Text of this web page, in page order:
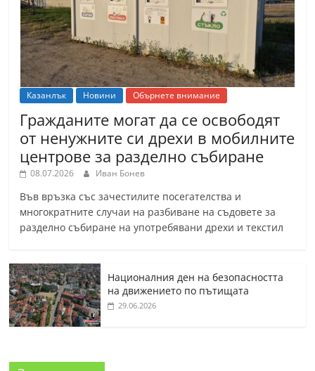
Казанлък Новини Обърнете внимание
Гражданите могат да се освободят
от ненужните си дрехи в мобилните
центрове за разделно събиране
08.07.2026 Иван Бонев
Във връзка със зачестилите посегателства и
многократните случаи на разбиване на съдовете за
разделно събиране на употребявани дрехи и текстил
Националния ден на безопасността
на движението по пътищата
29.06.2026